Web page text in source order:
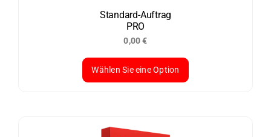
Standard-Auftrag
PRO
0,00€
Wählen Sie eine Option